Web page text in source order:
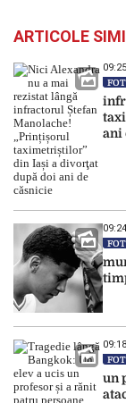
ARTICOLE
09:25
ani
09:24
09:18
un